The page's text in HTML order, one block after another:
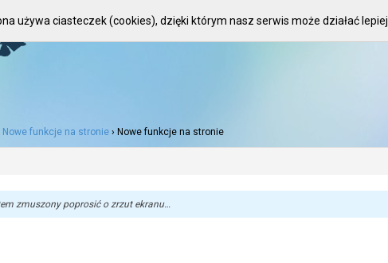
Nowe funkcje na stronie › Nowe funkcje na stronie
zmuszony poprosić o zrzut ekranu…
używa ciasteczek (cookies), dzięki którym nasz serwis może działać lepiej.